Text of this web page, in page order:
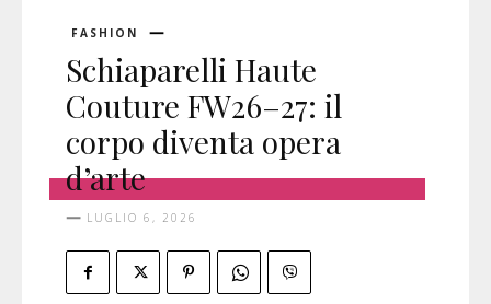
FASHION
Schiaparelli Haute
Couture FW26–27: il
corpo diventa opera
d’arte
LUGLIO 6, 2026